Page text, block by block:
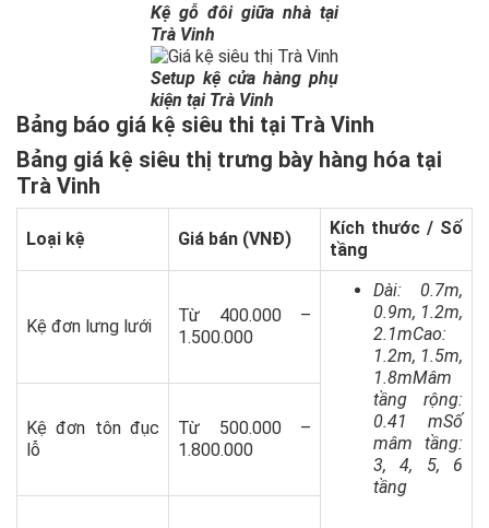
Kệ gỗ đôi giữa nhà tại
Trà Vinh
Setup kệ cửa hàng phụ
kiện tại Trà Vinh
Bảng báo giá kệ siêu thi tại Trà Vinh
Bảng giá kệ siêu thị trưng bày hàng hóa tại
Trà Vinh
Loại kệ Giá bán (VNĐ)
Kích thước / Số
tầng
Kệ đơn lưng lưới
Từ 400.000 –
1.500.000
Dài: 0.7m,
0.9m, 1.2m,
2.1mCao:
1.2m, 1.5m,
1.8mMâm
tầng rộng:
0.41 mSố
mâm tầng:
3, 4, 5, 6
tầng
Kệ đơn tôn đục
lỗ
Từ 500.000 –
1.800.000